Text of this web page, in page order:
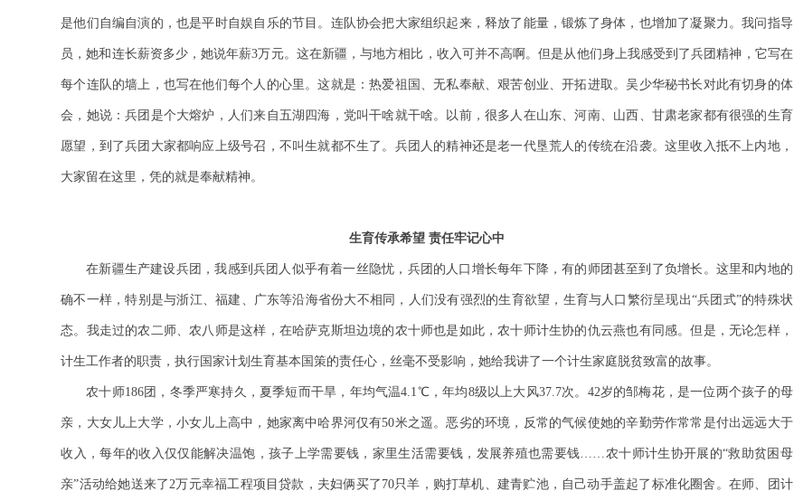
是他们自编自演的，也是平时自娱自乐的节目。连队协会把大家组织起来，释放了能量，锻炼了身体，也增加了凝聚力。我问指导
员，她和连长薪资多少，她说年薪3万元。这在新疆，与地方相比，收入可并不高啊。但是从他们身上我感受到了兵团精神，它写在
每个连队的墙上，也写在他们每个人的心里。这就是：热爱祖国、无私奉献、艰苦创业、开拓进取。吴少华秘书长对此有切身的体
会，她说：兵团是个大熔炉，人们来自五湖四海，党叫干啥就干啥。以前，很多人在山东、河南、山西、甘肃老家都有很强的生育
愿望，到了兵团大家都响应上级号召，不叫生就都不生了。兵团人的精神还是老一代垦荒人的传统在沿袭。这里收入抵不上内地，
大家留在这里，凭的就是奉献精神。
生育传承希望 责任牢记心中
在新疆生产建设兵团，我感到兵团人似乎有着一丝隐忧，兵团的人口增长每年下降，有的师团甚至到了负增长。这里和内地的
确不一样，特别是与浙江、福建、广东等沿海省份大不相同，人们没有强烈的生育欲望，生育与人口繁衍呈现出“兵团式”的特殊状
态。我走过的农二师、农八师是这样，在哈萨克斯坦边境的农十师也是如此，农十师计生协的仇云燕也有同感。但是，无论怎样，
计生工作者的职责，执行国家计划生育基本国策的责任心，丝毫不受影响，她给我讲了一个计生家庭脱贫致富的故事。
农十师186团，冬季严寒持久，夏季短而干旱，年均气温4.1℃，年均8级以上大风37.7次。42岁的邹梅花，是一位两个孩子的母
亲，大女儿上大学，小女儿上高中，她家离中哈界河仅有50米之遥。恶劣的环境，反常的气候使她的辛勤劳作常常是付出远远大于
收入，每年的收入仅仅能解决温饱，孩子上学需要钱，家里生活需要钱，发展养殖也需要钱……农十师计生协开展的“救助贫困母
亲”活动给她送来了2万元幸福工程项目贷款，夫妇俩买了70只羊，购打草机、建青贮池，自己动手盖起了标准化圈舍。在师、团计